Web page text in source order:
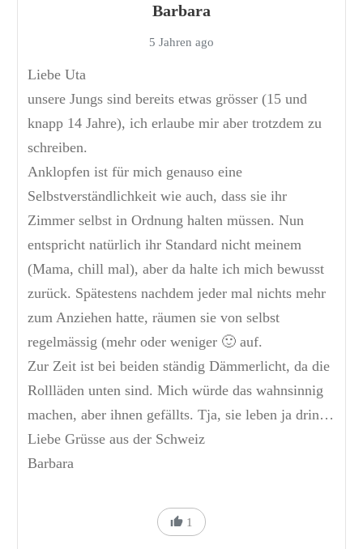
Barbara
5 Jahren ago
Liebe Uta
unsere Jungs sind bereits etwas grösser (15 und
knapp 14 Jahre), ich erlaube mir aber trotzdem zu
schreiben.
Anklopfen ist für mich genauso eine
Selbstverständlichkeit wie auch, dass sie ihr
Zimmer selbst in Ordnung halten müssen. Nun
entspricht natürlich ihr Standard nicht meinem
(Mama, chill mal), aber da halte ich mich bewusst
zurück. Spätestens nachdem jeder mal nichts mehr
zum Anziehen hatte, räumen sie von selbst
regelmässig (mehr oder weniger 🙂 auf.
Zur Zeit ist bei beiden ständig Dämmerlicht, da die
Rollläden unten sind. Mich würde das wahnsinnig
machen, aber ihnen gefällts. Tja, sie leben ja drin…
Liebe Grüsse aus der Schweiz
Barbara
1